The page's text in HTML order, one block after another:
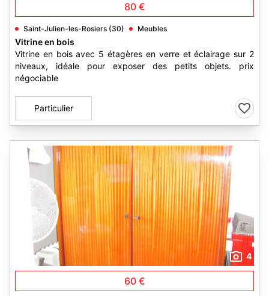
80 €
Saint-Julien-les-Rosiers (30) Meubles
Vitrine en bois
Vitrine en bois avec 5 étagères en verre et éclairage sur 2
niveaux, idéale pour exposer des petits objets. prix
négociable
Particulier
4
60 €